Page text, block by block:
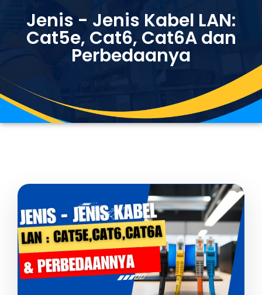
Jenis - Jenis Kabel LAN:
Cat5e, Cat6, Cat6A dan
Perbedaanya